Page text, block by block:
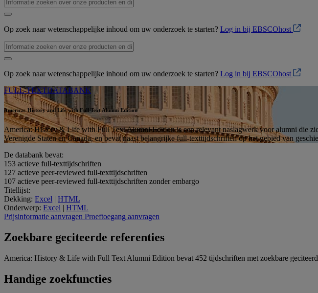
Op zoek naar wetenschappelijke inhoud om uw onderzoek te starten? Log in bij EBSCOhost
Op zoek naar wetenschappelijke inhoud om uw onderzoek te starten? Log in bij EBSCOhost
FULL-TEXTDATABANK
America: History and Life with Full Text Alumni Edition
America: History & Life with Full Text Alumni Edition is een relevant naslagwerk voor alumni die
Verenigde Staten en Canada, en bevat naast belangrijke full-texttijdschriften op het gebied van
De databank bevat:
153 actieve full-texttijdschriften
127 actieve peer-reviewed full-texttijdschriften
107 actieve peer-reviewed full-texttijdschriften zonder embargo
Titellijst:
Dekking: Excel | HTML
Onderwerp: Excel | HTML
Prijsinformatie aanvragen Proeftoegang aanvragen
Zoekbare geciteerde referenties
America: History & Life with Full Text Alumni Edition bevat 452 tijdschriften met zoekbare
Handige zoekfuncties